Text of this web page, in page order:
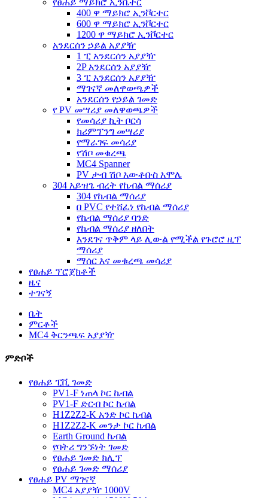
የፀሐይ ማይክሮ ኢንቬተር
400 ዋ ማይክሮ ኢንቮርተር
600 ዋ ማይክሮ ኢንቮርተር
1200 ዋ ማይክሮ ኢንቮርተር
አንደርሰን ኃይል አያያዥ
1 ፒ አንደርሰን አያያዥ
2P አንደርሰን አያያዥ
3 ፒ አንደርሰን አያያዥ
ማገናኛ መለዋወጫዎች
አንደርሰን የኃይል ገመድ
የ PV መሣሪያ መለዋወጫዎች
የመሳሪያ ኪት ቦርሳ
ክሪምፕንግ መሣሪያ
የማራገፍ መሳሪያ
የሽቦ መቁረጫ
MC4 Spanner
PV ታብ ሽቦ አውቶቡስ አሞሌ
304 አይዝጌ ብረት የኬብል ማሰሪያ
304 የኬብል ማሰሪያ
በ PVC የተሸፈነ የኬብል ማሰሪያ
የኬብል ማሰሪያ ባንድ
የኬብል ማሰሪያ ዘለበት
እንደገና ጥቅም ላይ ሊውል የሚችል የጉሮሮ ዚፕ
ማሰሪያ
ማሰር እና መቁረጫ መሳሪያ
የፀሐይ ፕሮጀክቶች
ዜና
ተገናኝ
ቤት
ምርቶች
MC4 ቅርንጫፍ አያያዥ
ምድቦች
የፀሐይ ፒቪ ገመድ
PV1-F ነጠላ ኮር ኬብል
PV1-F ድርብ ኮር ኬብል
H1Z2Z2-K አንድ ኮር ኬብል
H1Z2Z2-K መንታ ኮር ኬብል
Earth Ground ኬብል
የባትሪ ግንኙነት ገመድ
የፀሐይ ገመድ ክሊፕ
የፀሐይ ገመድ ማሰሪያ
የፀሐይ PV ማገናኛ
MC4 አያያዥ 1000V